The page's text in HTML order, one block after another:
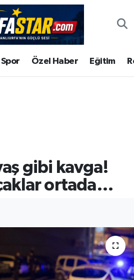
Spor Özel Haber Eğitim
gibi kavga!
ortada…
Eczaneler